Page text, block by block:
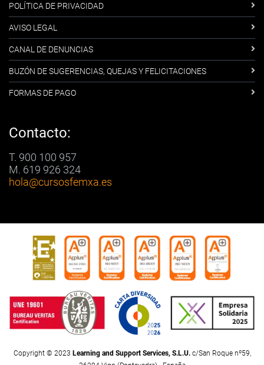
POLÍTICA DE PRIVACIDAD
AVISO LEGAL
CANAL DE DENUNCIAS
BUZÓN DE SUGERENCIAS, QUEJAS Y FELICITACIONES
FORMAS DE PAGO
Contacto:
T. 900 100 957
M. 619 926 324
hola@cursosfemxa.es
Copyright © 2023 Learning and Support Services, S.L.U.c/San Roque nº59,